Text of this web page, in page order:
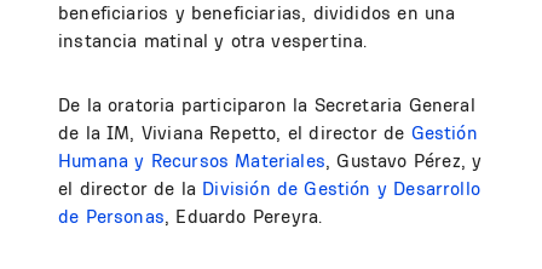
beneficiarios y beneficiarias, divididos en una
instancia matinal y otra vespertina.
De la oratoria participaron la Secretaria General
de la IM, Viviana Repetto, el director de Gestión
Humana y Recursos Materiales, Gustavo Pérez, y
el director de la División de Gestión y Desarrollo
de Personas, Eduardo Pereyra.